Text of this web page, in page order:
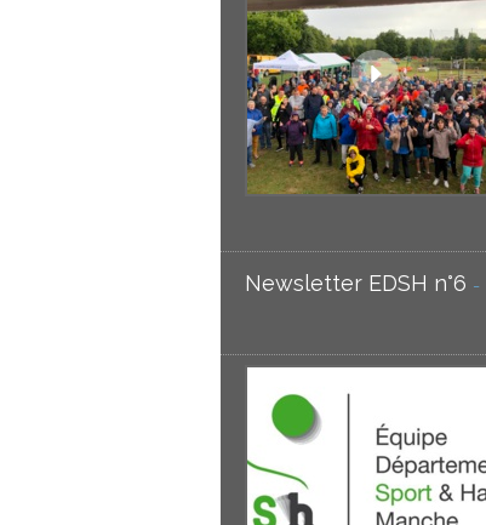
Newsletter EDSH n°6 -